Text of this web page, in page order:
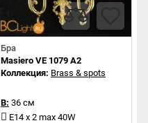
Бра
Masiero VE 1079 A2
Коллекция: Brass & spots
В: 36 см
E14 x 2 max 40W